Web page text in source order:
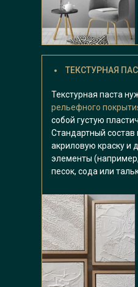
ТЕКСТУРНАЯ
Текстурная паста
рельефного
собой густую
Стандартный
акриловую краску и
элементы
песок, сода или